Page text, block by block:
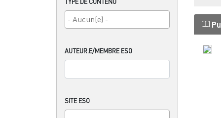
AUTEUR.E/MEMBRE ESO
SITE ESO